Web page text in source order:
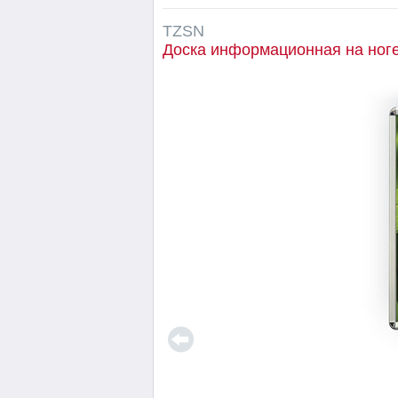
TZSN
Доска информационная на